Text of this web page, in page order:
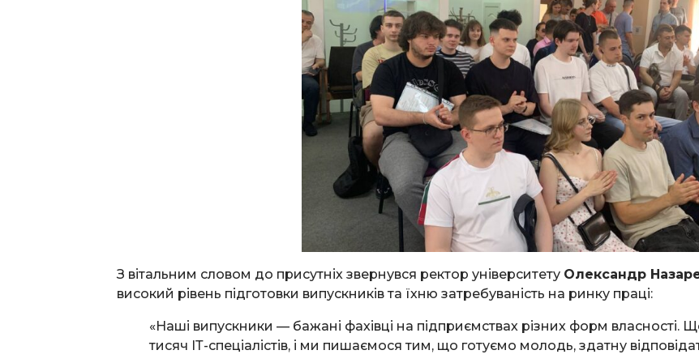
З вітальним словом до присутніх звернувся ректор університету Олександр
високий рівень підготовки випускників та їхню затребуваність на ринку праці:
«Наші випускники — бажані фахівці на підприємствах різних форм власності.
тисяч ІТ-спеціалістів, і ми пишаємося тим, що готуємо молодь, здатну